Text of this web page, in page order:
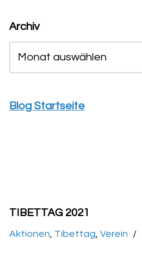
Archiv
Blog Startseite
TIBETTAG 2021
Aktionen Tibettag Verein